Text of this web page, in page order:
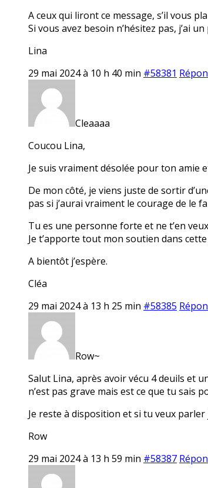
A ceux qui liront ce message, s’il vous
Si vous avez besoin n’hésitez pas, j’ai
Lina
29 mai 2024 à 10 h 40 min #58381
Cleaaaa
Coucou Lina,
Je suis vraiment désolée pour ton amie
De mon côté, je viens juste de sortir
pas si j’aurai vraiment le courage de le
Tu es une personne forte et ne t’en
Je t’apporte tout mon soutien dans
A bientôt j’espère.
Cléa
29 mai 2024 à 13 h 25 min #58385
Row~
Salut Lina, après avoir vécu 4 deuils et
n’est pas grave mais est ce que tu sais
Je reste à disposition et si tu veux parler
Row
29 mai 2024 à 13 h 59 min #58387